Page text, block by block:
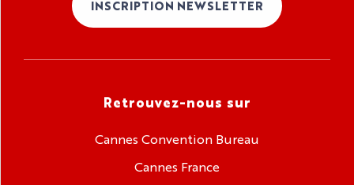
INSCRIPTION NEWSLETTER
Retrouvez-nous sur
Cannes Convention Bureau
Cannes France